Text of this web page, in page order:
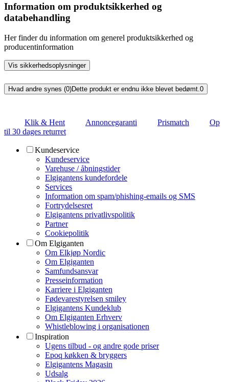
Information om produktsikkerhed og
databehandling
Her finder du information om generel produktsikkerhed og
producentinformation
Vis sikkerhedsoplysninger
Hvad andre synes (0)Dette produkt er endnu ikke blevet bedømt.0
Klik & Hent Annoncegaranti Prismatch
Op
til 30 dages returret
Kundeservice
Kundeservice
Varehuse / åbningstider
Elgigantens kundefordele
Services
Information om spam/phishing-emails og SMS
Fortrydelsesret
Elgigantens privatlivspolitik
Partner
Cookiepolitik
Om Elgiganten
Om Elkjøp Nordic
Om Elgiganten
Samfundsansvar
Presseinformation
Karriere i Elgiganten
Fødevarestyrelsen smiley
Elgigantens Kundeklub
Om Elgiganten Erhverv
Whistleblowing i organisationen
Inspiration
Ugens tilbud - og andre gode priser
Epoq køkken & bryggers
Elgigantens Magasin
Udsalg